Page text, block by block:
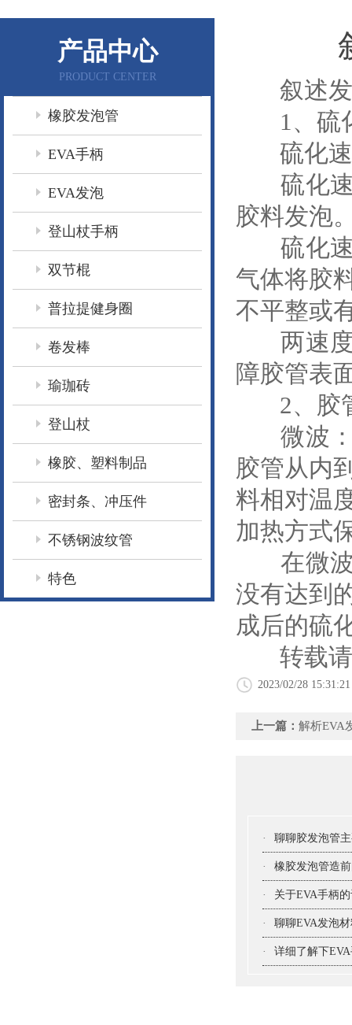
产品中心
PRODUCT CENTER
橡胶发泡管
EVA手柄
EVA发泡
登山杖手柄
双节棍
普拉提健身圈
卷发棒
瑜珈砖
登山杖
橡胶、塑料制品
密封条、冲压件
不锈钢波纹管
特色
叙述发
1、硫
硫化速
硫化速
胶料发泡
硫化速
气体将胶
不平整或
两速度
障胶管表
2、胶
微波：
胶管从内
料相对温
加热方式
在微波
没有达到
成后的硫
转载请
2023/02/28 15:31:21
上一篇： 解析EVA
· 聊聊胶发泡管
· 橡胶发泡管造
· 关于EVA手柄
· 聊聊EVA发泡
· 详细了解下